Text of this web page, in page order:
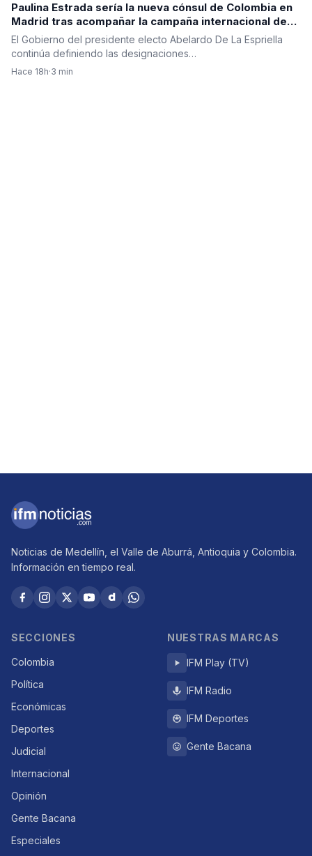
Paulina Estrada sería la nueva cónsul de Colombia en
Madrid tras acompañar la campaña internacional de
Abelardo De La Espriella
El Gobierno del presidente electo Abelardo De La Espriella
continúa definiendo las designaciones…
Hace 18h·3 min
Noticias de Medellín, el Valle de Aburrá, Antioquia y Colombia.
Información en tiempo real.
SECCIONES
Colombia
Política
Económicas
Deportes
Judicial
Internacional
Opinión
Gente Bacana
Especiales
NUESTRAS MARCAS
IFM Play (TV)
IFM Radio
IFM Deportes
Gente Bacana